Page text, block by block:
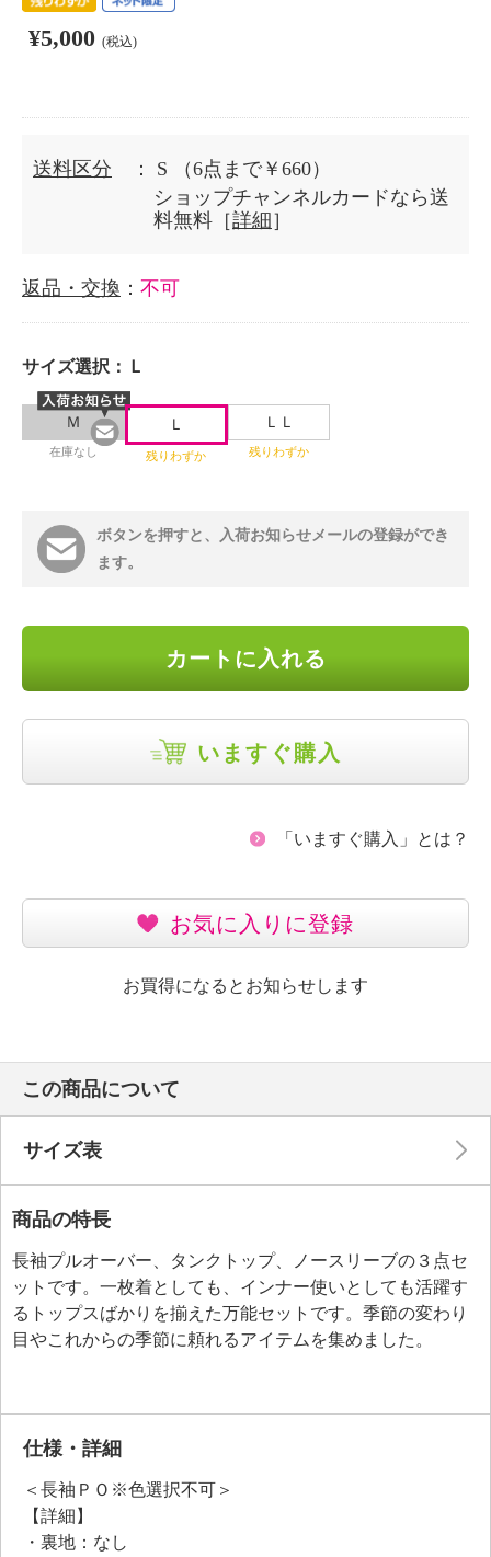
¥5,000 (税込)
送料区分 ： S
（6点まで￥660）
ショップチャンネルカードなら送
料無料［詳細 ］
返品・交換 ： 不可
サイズ選択： Ｌ
Ｍ
在庫なし
Ｌ
残りわずか
ＬＬ
残りわずか
ボタンを押すと、入荷お知らせメールの登録ができ
ます。
カートに入れる
いますぐ購入
「いますぐ購入」とは？
お気に入りに登録
お買得になるとお知らせします
この商品について
サイズ表
商品の特長
長袖プルオーバー、タンクトップ、ノースリーブの３点セ
ットです。一枚着としても、インナー使いとしても活躍す
るトップスばかりを揃えた万能セットです。季節の変わり
目やこれからの季節に頼れるアイテムを集めました。
仕様・詳細
＜長袖ＰＯ※色選択不可＞
【詳細】
・裏地：なし